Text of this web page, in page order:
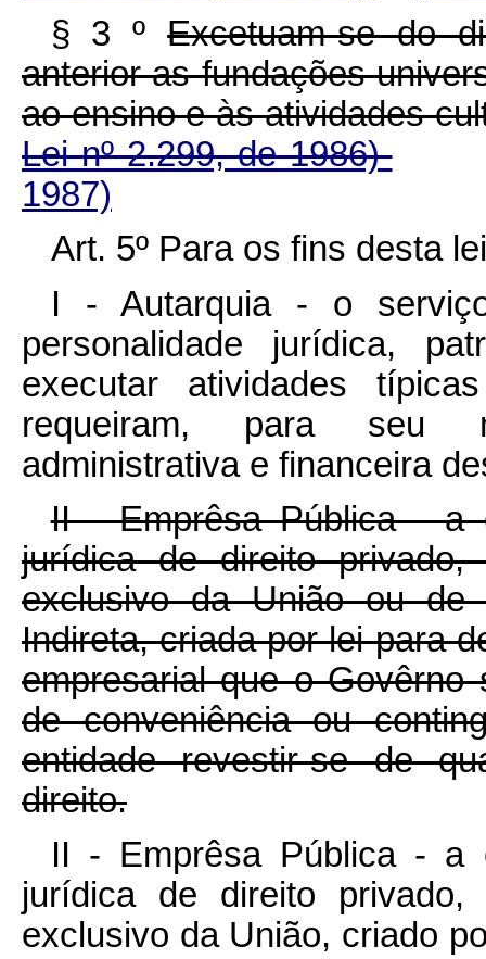
§ 3 ºExcetuam-se do
anterior as fundações
ao ensino e às
Lei nº 2.299, de 1986)
1987)
Art. 5º Para os fins desta
I - Autarquia - o
personalidade jurídica,
executar atividades
requeiram, para seu
administrativa e financeira
II - Emprêsa Pública - a
jurídica de direito
exclusivo da União ou de
Indireta, criada por lei para
empresarial que o
de conveniência ou
entidade revestir-se de
direito.
II - Emprêsa Pública - a
jurídica de direito
exclusivo da União, criado